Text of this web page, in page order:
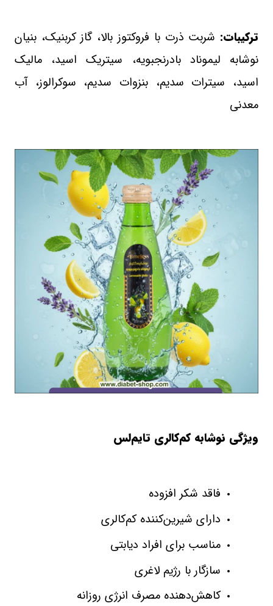
ترکیبات: شربت ذرت با فروکتوز بالا، گاز کربنیک، بنیان
نوشابه لیموناد بادرنجبویه، سیتریک اسید، مالیک
اسید، سیترات سدیم، بنزوات سدیم، سوکرالوز، آب
معدنی
ویژگی‌ نوشابه کم‌کالری تایم‌لس
فاقد شکر افزوده
دارای شیرین‌کننده کم‌کالری
مناسب برای افراد دیابتی
سازگار با رژیم لاغری
کاهش‌دهنده مصرف انرژی روزانه